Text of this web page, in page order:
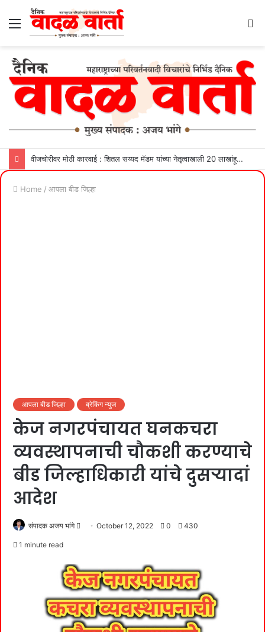
Menu
वीजचोरीवर मोठी कारवाई : शितल सय्यद मॅडम यांच्या नेतृत्वाखाली 20 लाखांहून अधिक महसूल वसूल
Home / आपला बीड जिल्हा
आपला बीड जिल्हा ब्रेकिंग न्युज
केज नगरपंचायत घनकचरा
व्यवस्थापनाची चौकशी करण्याचे
बीड जिल्हाधिकारी यांचे दुसऱ्यादां
आदेश
संपादक अजय भांगे
SendOctober 12, 2022 0 430
1 minute read